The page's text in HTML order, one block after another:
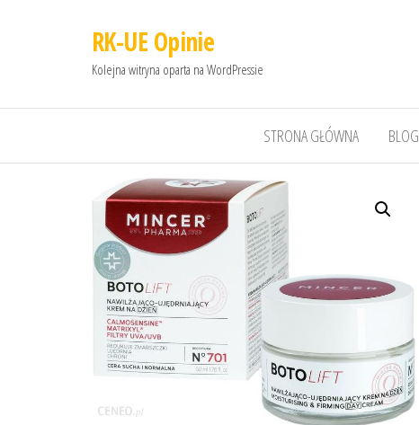
RK-UE Opinie
Kolejna witryna oparta na WordPressie
STRONA GŁÓWNA BLOG